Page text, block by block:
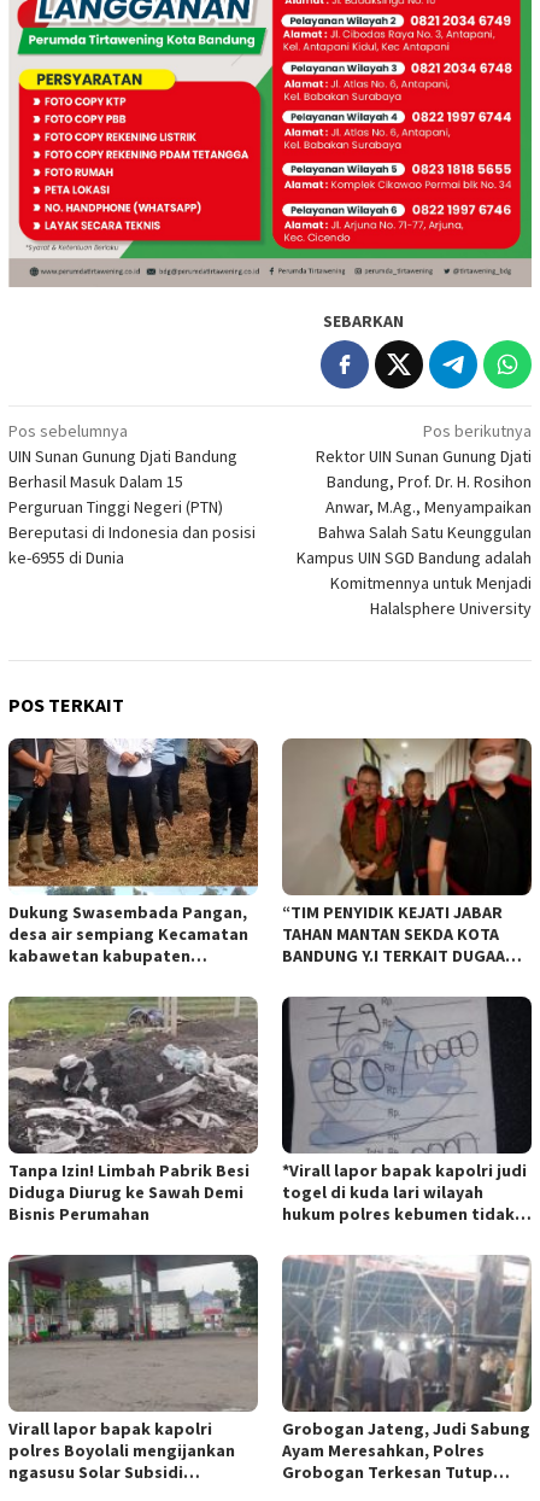
SEBARKAN
Navigasi
pos
Pos sebelumnya
UIN Sunan Gunung Djati Bandung
Berhasil Masuk Dalam 15
Perguruan Tinggi Negeri (PTN)
Bereputasi di Indonesia dan posisi
ke-6955 di Dunia
Pos berikutnya
Rektor UIN Sunan Gunung Djati
Bandung, Prof. Dr. H. Rosihon
Anwar, M.Ag., Menyampaikan
Bahwa Salah Satu Keunggulan
Kampus UIN SGD Bandung adalah
Komitmennya untuk Menjadi
Halalsphere University
POS TERKAIT
Dukung Swasembada Pangan,
desa air sempiang Kecamatan
kabawetan kabupaten
28 mei 2025
“TIM PENYIDIK KEJATI JABAR
TAHAN MANTAN SEKDA KOTA
BANDUNG Y.I TERKAIT DUGAAN
BANDUNG”.
Tanpa Izin! Limbah Pabrik Besi
Diduga Diurug ke Sawah Demi
Bisnis Perumahan
*Virall lapor bapak kapolri judi
togel di kuda lari wilayah
hukum polres kebumen tidak
Virall lapor bapak kapolri
polres Boyolali mengijankan
ngasusu Solar Subsidi
Grobogan Jateng, Judi Sabung
Ayam Meresahkan, Polres
Grobogan Terkesan Tutup